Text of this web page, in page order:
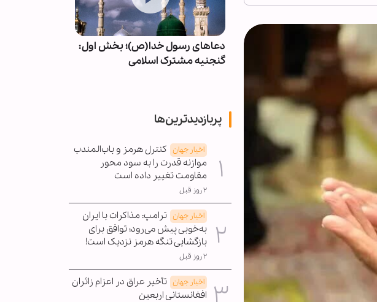
جمعه بغداد: زیارت اربعین
الهی و زمینه‌ساز ظهور امام
الله فرجه) است
دعاهای رسول خدا(ص)؛ بخش اول:
گنجنیه مشترک اسلامی
پربازدیدترین‌ها
اخبار جهان کنترل هرمز و باب‌المندب
موازنه قدرت را به سود محور
مقاومت تغییر داده است
۲ روز قبل
اخبار جهان ترامپ: مذاکرات با ایران
به‌خوبی پیش می‌رود؛ توافق برای
بازگشایی تنگه هرمز نزدیک است!
۲ روز قبل
اخبار جهان تأخیر عراق در اعزام زائران
افغانستانی اربعین